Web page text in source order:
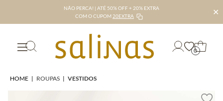
NÃO PERCA! | ATÉ 50% OFF + 20% EXTRA
COM O CUPOM 20EXTRA ✕
0
HOME | ROUPAS | VESTIDOS